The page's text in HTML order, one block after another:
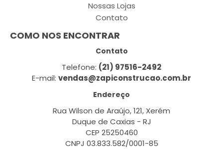
Nossas Lojas
Contato
COMO NOS ENCONTRAR
Contato
Telefone: (21) 97516-2492
E-mail: vendas@zapiconstrucao.com.br
Endereço
Rua Wilson de Araújo, 121, Xerém
Duque de Caxias - RJ
CEP 25250460
CNPJ 03.833.582/0001-85